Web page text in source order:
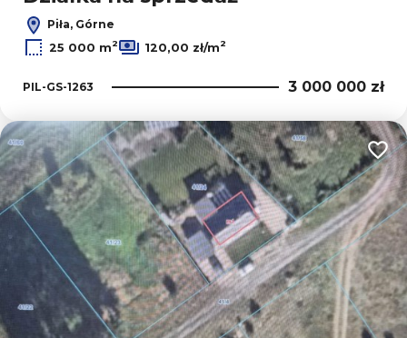
Piła, Górne
25 000 m2 120,00 zł/m2
PIL-GS-1263 3 000 000 zł